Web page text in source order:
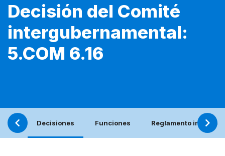
Decisión del Comité
intergubernamental:
5.COM 6.16
Decisiones Funciones Reglamento interno